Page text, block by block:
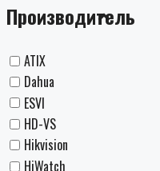
Производитель
ATIX
Dahua
ESVI
HD-VS
Hikvision
HiWatch